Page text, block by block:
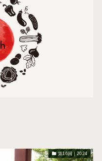
第16回｜2024